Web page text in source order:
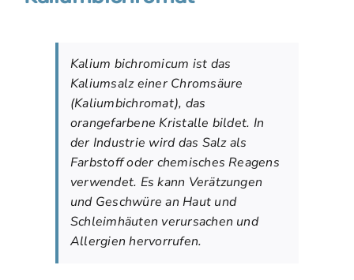
Kalium bichromicum ist das
Kaliumsalz einer Chromsäure
(Kaliumbichromat), das
orangefarbene Kristalle bildet. In
der Industrie wird das Salz als
Farbstoff oder chemisches Reagens
verwendet. Es kann Verätzungen
und Geschwüre an Haut und
Schleimhäuten verursachen und
Allergien hervorrufen.